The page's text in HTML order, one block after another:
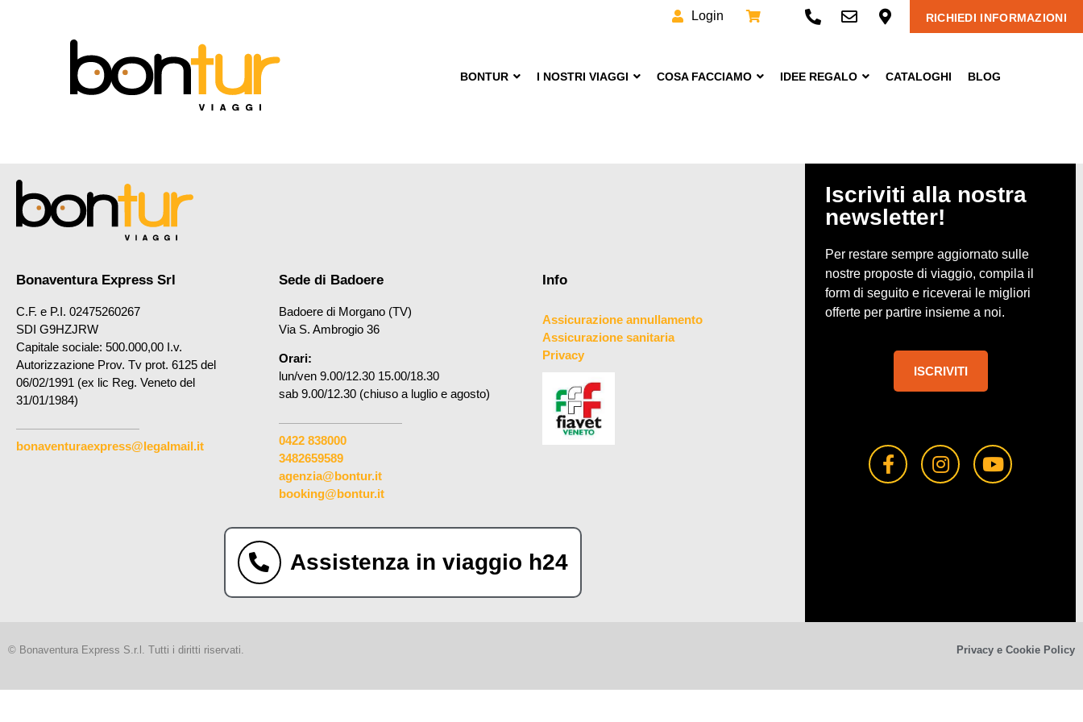
Login RICHIEDI INFORMAZIONI
BONTUR I NOSTRI VIAGGI COSA FACCIAMO IDEE REGALO CATALOGHI BLOG
Bonaventura Express Srl
C.F. e P.I. 02475260267
SDI G9HZJRW
Capitale sociale: 500.000,00 I.v.
Autorizzazione Prov. Tv prot. 6125 del
06/02/1991 (ex lic Reg. Veneto del
31/01/1984)
bonaventuraexpress@legalmail.it
Sede di Badoere
Badoere di Morgano (TV)
Via S. Ambrogio 36
Orari:
lun/ven 9.00/12.30 15.00/18.30
sab 9.00/12.30 (chiuso a luglio e agosto)
0422 838000
3482659589
agenzia@bontur.it
booking@bontur.it
Info
Assicurazione annullamento
Assicurazione sanitaria
Privacy
Assistenza in viaggio h24
Iscriviti alla nostra
newsletter!
Per restare sempre aggiornato sulle
nostre proposte di viaggio, compila il
form di seguito e riceverai le migliori
offerte per partire insieme a noi.
ISCRIVITI
© Bonaventura Express S.r.l. Tutti i diritti riservati. Privacy e Cookie Policy